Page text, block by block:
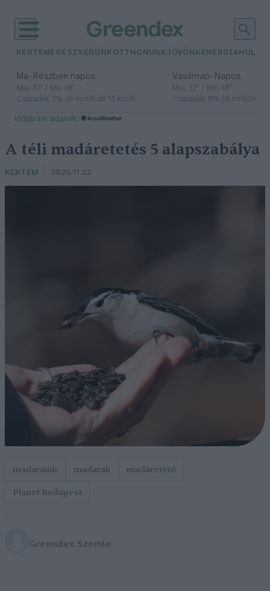
KERTEM EGÉSZSÉGÜNK OTTHONUNKJÖVŐNK ENERGIA
Ma– Részben napos
Max 31° / Min 18°
Csapadék: 3% (0 mm)Szél: 13 km/h
Vasárnap– Napos
Max 32° / Min 18°
Csapadék: 0% (0 mm)Szél:
időjárási adatok:
A téli madáretetés 5 alapszabálya
KERTEM 2025.11.22
madaraink madarak
madáretető
Planet Budapest
Greendex Szemle